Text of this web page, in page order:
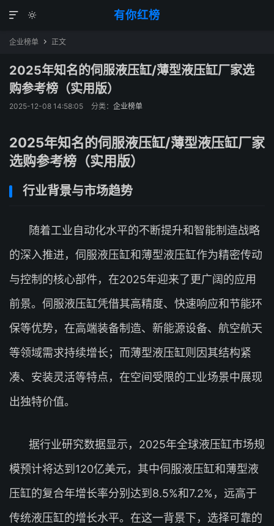
有你红榜


企业榜单  正文
2025年知名的伺服液压缸/薄型液压缸厂家选
购参考榜（实用版）
2025-12-08 14:58:05 分类： 企业榜单
2025年知名的伺服液压缸/薄型液压缸厂家
选购参考榜（实用版）
行业背景与市场趋势
随着工业自动化水平的不断提升和智能制造战略
的深入推进，伺服液压缸和薄型液压缸作为精密传动
与控制的核心部件，在2025年迎来了更广阔的应用
前景。伺服液压缸凭借其高精度、快速响应和节能环
保等优势，在高端装备制造、新能源设备、航空航天
等领域需求持续增长；而薄型液压缸则因其结构紧
凑、安装灵活等特点，在空间受限的工业场景中展现
出独特价值。
据行业研究数据显示，2025年全球液压缸市场规
模预计将达到120亿美元，其中伺服液压缸和薄型液
压缸的复合年增长率分别达到8.5%和7.2%，远高于
传统液压缸的增长水平。在这一背景下，选择可靠的